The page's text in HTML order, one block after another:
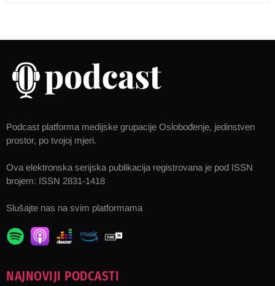
Podcast platforma medijske grupacije Oslobođenje, jedinstven
prostor, po tvojoj mjeri.
Ova elektronska serijska publikacija registrovana je pod ISSN
brojem: ISSN 2831-1418
Slušajte nas na svim platformama
NAJNOVIJI PODCASTI